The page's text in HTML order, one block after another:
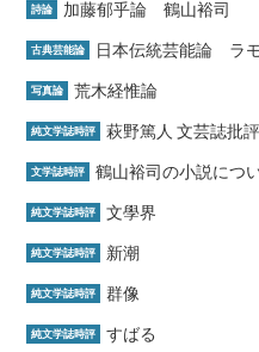
詩論 加藤郁乎論 鶴山裕司
古典芸能論 日本伝統芸能論 ラ
写真論 荒木経惟論
純文学誌時評 萩野篤人 文芸誌批評
文学誌時評 鶴山裕司の小説につ
純文学誌時評 文學界
純文学誌時評 新潮
純文学誌時評 群像
純文学誌時評 すばる